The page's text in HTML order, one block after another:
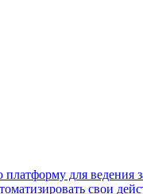
для ведения
свои